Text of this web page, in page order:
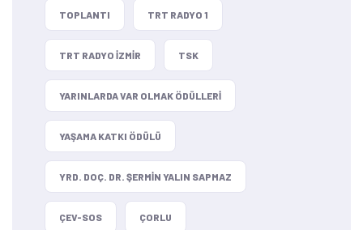
TOPLANTI TRT RADYO 1
TRT RADYO IZMIR TSK
YARINLARDA VAR OLMAK ÖDÜLLERI
YAŞAMA KATKI ÖDÜLÜ
YRD. DOÇ. DR. ŞERMIN YALIN SAPMAZ
ÇEV-SOS ÇORLU